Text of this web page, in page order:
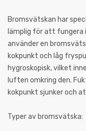
Bromsvätskan har
lämplig för att fungera
använder en
kokpunkt och låg
hygroskopisk, vilket
luften omkring den.
kokpunkt sjunker och
Typer av bromsvätska: